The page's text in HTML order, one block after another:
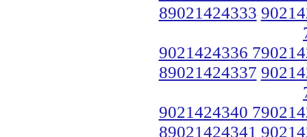
89021424333
9021424336
89021424337
9021424340
89021424341